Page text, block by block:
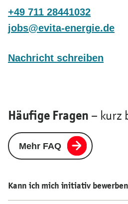
+49 711 28441032
j
bs v t - n rg d
Nachricht schreiben
Häufige Fragen – kurz
Mehr FAQ
Kann ich mich initiativ